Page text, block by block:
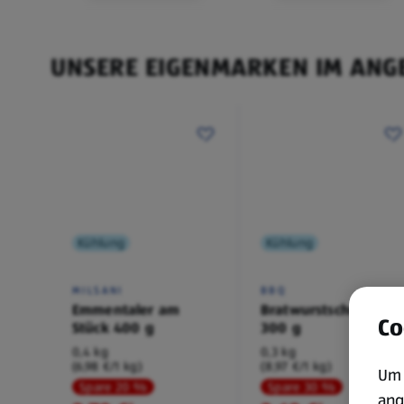
UNSERE EIGENMARKEN IM
Kühlung
MILSANI
Emmentaler am
Stück 400 g
0,4 kg
(6,98 €/1 kg)
Spare 20 %
Kühlung
BBQ
Bratwurstschnecke
300 g
0,3 kg
(8,97 €/1 kg)
Spare 30 %